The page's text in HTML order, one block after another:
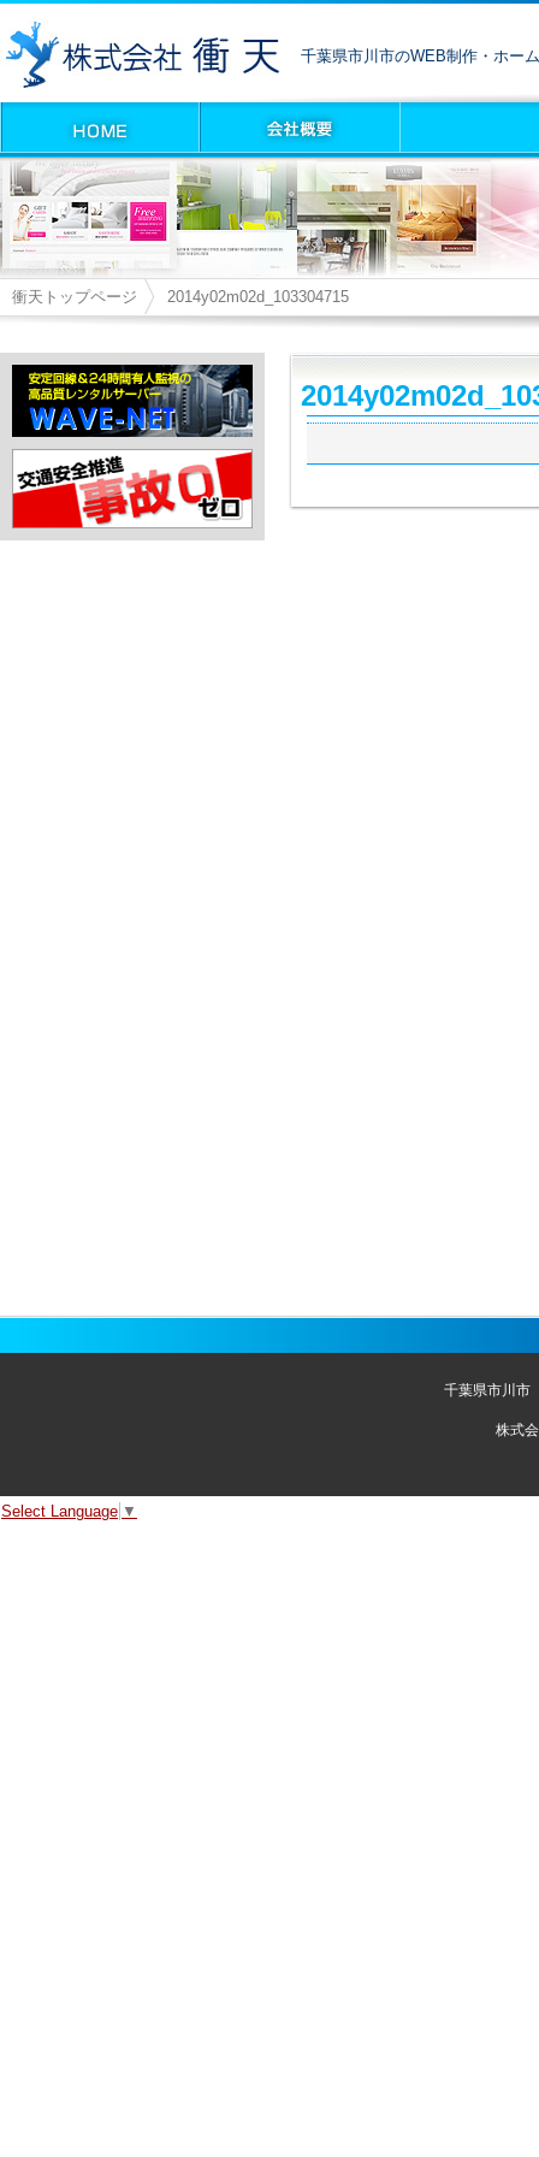
千葉県市川市のWEB制作・ホー
衝天トップページ 2014y02m02d_103304715
千葉県市川市
株式
Select Language ▼